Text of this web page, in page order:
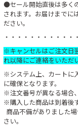
●セール開始直後は多く
されます。お届けまでに
ださい。
・・・・・・・・・・・
※キャンセルはご注文日
れ以降にご連絡をいただ
※システム上、カートに
に確保となります。
※注文番号が異なる場合
※購入した商品は到着後
商品不備がありました
さい。